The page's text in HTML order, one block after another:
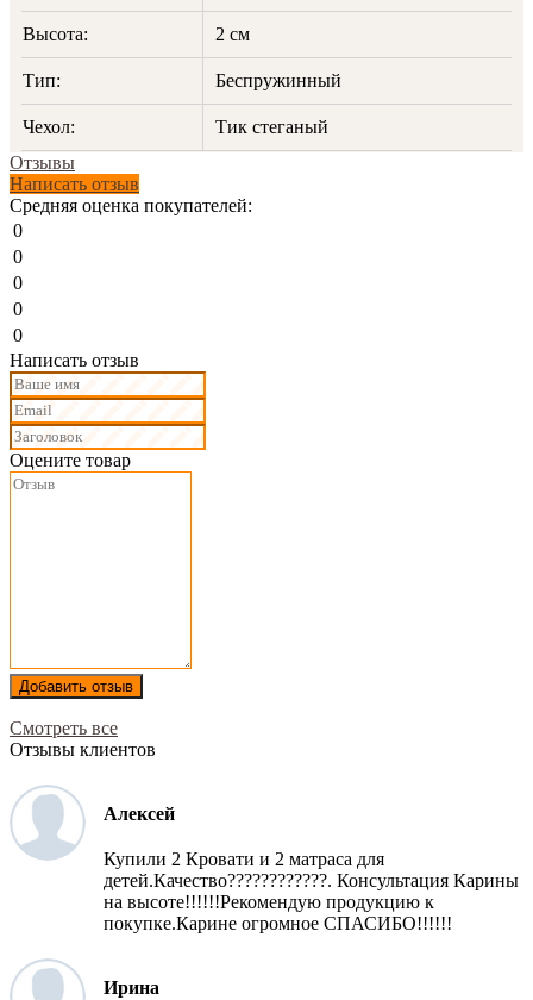
Высота: 2 см
Тип: Беспружинный
Чехол:
Тик стеганый
Отзывы
Написать отзыв
Средняя оценка покупателей:
0
0
0
0
0
Написать отзыв
Оцените товар
Добавить отзыв
Смотреть все
Отзывы клиентов
Алексей
Купили 2 Кровати и 2 матраса для
детей.Качество????????????. Консультация Карины
на высоте!!!!!!Рекомендую продукцию к
покупке.Карине огромное СПАСИБО!!!!!!
Ирина